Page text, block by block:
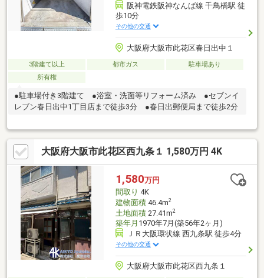
阪神電鉄阪神なんば線 千鳥橋駅 徒
歩10分
その他の交通
大阪府大阪市此花区春日出中１
3階建て以上 都市ガス
駐車場あり
所有権
●駐車場付き3階建て ●浴室・洗面等リフォーム済み ●セブンイ
レブン春日出中1丁目店まで徒歩3分 ●春日出郵便局まで徒歩2分
大阪府大阪市此花区西九条１ 1,580万円 4K
1,580万円
間取り 4K
建物面積46.4m2
土地面積27.41m2
築年月 1970年7月(築56年2ヶ月)
ＪＲ大阪環状線 西九条駅 徒歩4分
その他の交通
大阪府大阪市此花区西九条１